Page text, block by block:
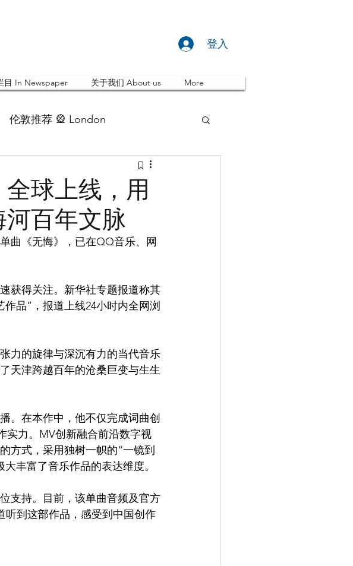
登入
目 In Newspaper 关于我们 About us More
伦敦推荐 🎡 London
华人社区 Community
球上线，用
百年文脉
曲《无悔》，已在QQ音乐、网
获得关注。新华社专题报道称其
品”，报道上线24小时内全网浏
力的旋律与深沉有力的当代音乐
天津跨越百年的沧桑巨变与生生
。在本作中，他不仅完成词曲创
实力。MV创新融合前沿数字视
方式，采用独树一帜的“一镜到
丰富了音乐作品的表达维度。
支持。目前，该单曲音频及官方
听到这部作品，感受到中国创作